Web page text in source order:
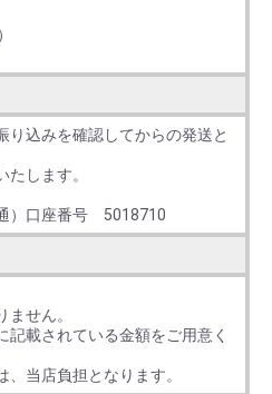
り込みを確認してからの発送と
します。
）口座番号 5018710
せん。
記載されている金額をご用意く
当店負担となります。